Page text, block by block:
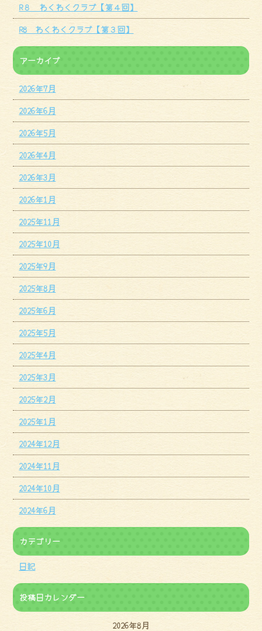
R８ わくわくクラブ【第４回】
R8 わくわくクラブ【第３回】
アーカイブ
2026年7月
2026年6月
2026年5月
2026年4月
2026年3月
2026年1月
2025年11月
2025年10月
2025年9月
2025年8月
2025年6月
2025年5月
2025年4月
2025年3月
2025年2月
2025年1月
2024年12月
2024年11月
2024年10月
2024年6月
カテゴリー
日記
投稿日カレンダー
2026年8月